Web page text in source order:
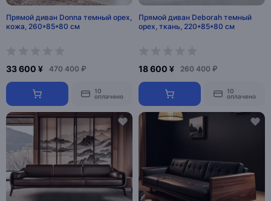
Прямой диван Donna темный орех,
кожа, 260*85*80 см
33 600 ¥ 470 400 ₽
10
оплачено
Прямой диван Deborah темный
орех, ткань, 220*85*80 см
18 600 ¥ 260 400 ₽
10
оплачено